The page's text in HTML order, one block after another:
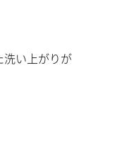
洗い上がりが